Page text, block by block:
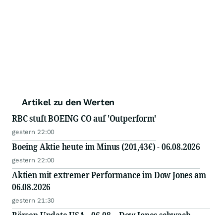
Artikel zu den Werten
RBC stuft BOEING CO auf 'Outperform'
gestern 22:00
Boeing Aktie heute im Minus (201,43€) - 06.08.2026
gestern 22:00
Aktien mit extremer Performance im Dow Jones am
06.08.2026
gestern 21:30